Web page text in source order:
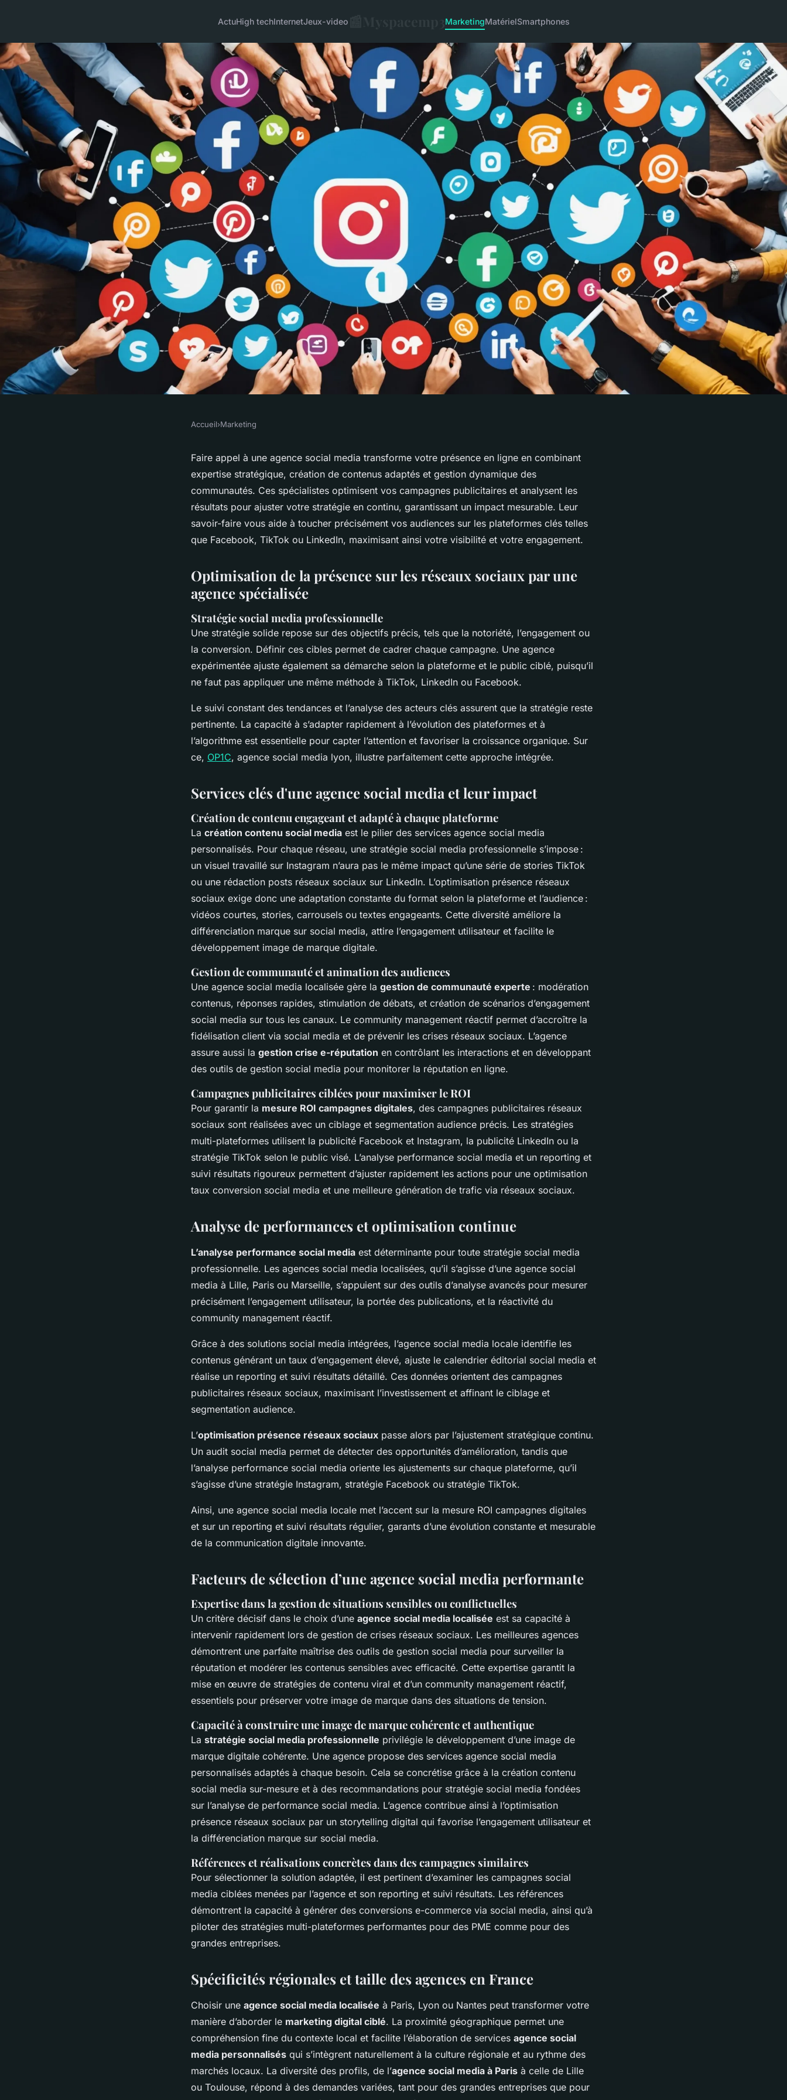
ActuHigh techInternetJeux-video MarketingMatérielSmartphones
Comment une agence social media
peut transformer votre stratégie
Accueil›Marketing
Faire appel à une agence social media transforme votre présence en ligne en combinant
expertise stratégique, création de contenus adaptés et gestion dynamique des
communautés. Ces spécialistes optimisent vos campagnes publicitaires et analysent les
résultats pour ajuster votre stratégie en continu, garantissant un impact mesurable. Leur
savoir-faire vous aide à toucher précisément vos audiences sur les plateformes clés telles
que Facebook, TikTok ou LinkedIn, maximisant ainsi votre visibilité et votre engagement.
Optimisation de la présence sur les réseaux sociaux par une
agence spécialisée
Stratégie social media professionnelle
Une stratégie solide repose sur des objectifs précis, tels que la notoriété, l’engagement ou
la conversion. Définir ces cibles permet de cadrer chaque campagne. Une agence
expérimentée ajuste également sa démarche selon la plateforme et le public ciblé, puisqu’il
ne faut pas appliquer une même méthode à TikTok, LinkedIn ou Facebook.
Le suivi constant des tendances et l’analyse des acteurs clés assurent que la stratégie reste
pertinente. La capacité à s’adapter rapidement à l’évolution des plateformes et à
l’algorithme est essentielle pour capter l’attention et favoriser la croissance organique. Sur
ce, OP1C, agence social media lyon, illustre parfaitement cette approche intégrée.
Services clés d'une agence social media et leur impact
Création de contenu engageant et adapté à chaque plateforme
La création contenu social media est le pilier des services agence social media
personnalisés. Pour chaque réseau, une stratégie social media professionnelle s’impose :
un visuel travaillé sur Instagram n’aura pas le même impact qu’une série de stories TikTok
ou une rédaction posts réseaux sociaux sur LinkedIn. L’optimisation présence réseaux
sociaux exige donc une adaptation constante du format selon la plateforme et l’audience :
vidéos courtes, stories, carrousels ou textes engageants. Cette diversité améliore la
différenciation marque sur social media, attire l’engagement utilisateur et facilite le
développement image de marque digitale.
Gestion de communauté et animation des audiences
Une agence social media localisée gère la gestion de communauté experte : modération
contenus, réponses rapides, stimulation de débats, et création de scénarios d’engagement
social media sur tous les canaux. Le community management réactif permet d’accroître la
fidélisation client via social media et de prévenir les crises réseaux sociaux. L’agence
assure aussi la gestion crise e-réputation en contrôlant les interactions et en développant
des outils de gestion social media pour monitorer la réputation en ligne.
Campagnes publicitaires ciblées pour maximiser le ROI
Pour garantir la mesure ROI campagnes digitales, des campagnes publicitaires réseaux
sociaux sont réalisées avec un ciblage et segmentation audience précis. Les stratégies
multi-plateformes utilisent la publicité Facebook et Instagram, la publicité LinkedIn ou la
stratégie TikTok selon le public visé. L’analyse performance social media et un reporting et
suivi résultats rigoureux permettent d’ajuster rapidement les actions pour une optimisation
taux conversion social media et une meilleure génération de trafic via réseaux sociaux.
Analyse de performances et optimisation continue
L’analyse performance social media est déterminante pour toute stratégie social media
professionnelle. Les agences social media localisées, qu’il s’agisse d’une agence social
media à Lille, Paris ou Marseille, s’appuient sur des outils d’analyse avancés pour mesurer
précisément l’engagement utilisateur, la portée des publications, et la réactivité du
community management réactif.
Grâce à des solutions social media intégrées, l’agence social media locale identifie les
contenus générant un taux d’engagement élevé, ajuste le calendrier éditorial social media et
réalise un reporting et suivi résultats détaillé. Ces données orientent des campagnes
publicitaires réseaux sociaux, maximisant l’investissement et affinant le ciblage et
segmentation audience.
L’optimisation présence réseaux sociaux passe alors par l’ajustement stratégique continu.
Un audit social media permet de détecter des opportunités d’amélioration, tandis que
l’analyse performance social media oriente les ajustements sur chaque plateforme, qu’il
s’agisse d’une stratégie Instagram, stratégie Facebook ou stratégie TikTok.
Ainsi, une agence social media locale met l’accent sur la mesure ROI campagnes digitales
et sur un reporting et suivi résultats régulier, garants d’une évolution constante et mesurable
de la communication digitale innovante.
Facteurs de sélection d’une agence social media performante
Expertise dans la gestion de situations sensibles ou conflictuelles
Un critère décisif dans le choix d’une agence social media localisée est sa capacité à
intervenir rapidement lors de gestion de crises réseaux sociaux. Les meilleures agences
démontrent une parfaite maîtrise des outils de gestion social media pour surveiller la
réputation et modérer les contenus sensibles avec efficacité. Cette expertise garantit la
mise en œuvre de stratégies de contenu viral et d’un community management réactif,
essentiels pour préserver votre image de marque dans des situations de tension.
Capacité à construire une image de marque cohérente et authentique
La stratégie social media professionnelle privilégie le développement d’une image de
marque digitale cohérente. Une agence propose des services agence social media
personnalisés adaptés à chaque besoin. Cela se concrétise grâce à la création contenu
social media sur-mesure et à des recommandations pour stratégie social media fondées
sur l’analyse de performance social media. L’agence contribue ainsi à l’optimisation
présence réseaux sociaux par un storytelling digital qui favorise l’engagement utilisateur et
la différenciation marque sur social media.
Références et réalisations concrètes dans des campagnes similaires
Pour sélectionner la solution adaptée, il est pertinent d’examiner les campagnes social
media ciblées menées par l’agence et son reporting et suivi résultats. Les références
démontrent la capacité à générer des conversions e-commerce via social media, ainsi qu’à
piloter des stratégies multi-plateformes performantes pour des PME comme pour des
grandes entreprises.
Spécificités régionales et taille des agences en France
Choisir une agence social media localisée à Paris, Lyon ou Nantes peut transformer votre
manière d’aborder le marketing digital ciblé. La proximité géographique permet une
compréhension fine du contexte local et facilite l’élaboration de services agence social
media personnalisés qui s’intègrent naturellement à la culture régionale et au rythme des
marchés locaux. La diversité des profils, de l’agence social media à Paris à celle de Lille
ou Toulouse, répond à des demandes variées, tant pour des grandes entreprises que pour